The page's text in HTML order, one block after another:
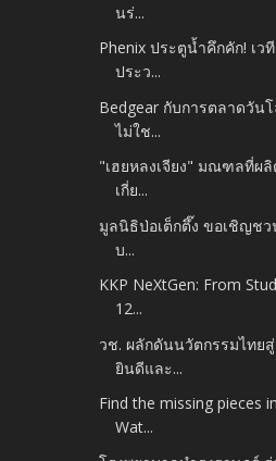
นร่...
Phenix ประตูน้ำคึกคัก! เว
ประว...
Bedgear กับการตลาดวัน
ไม่ใช...
"เฮยหลงเจียง" มณฑลที่ผ
เกี่ย...
มูลนิธิป่อเต็กตึ๊ง ขอเชิญช
บ...
KKP NeXtGen: From
12...
วช. ผลักดันนวัตกรรมไทย
ยินดีและ...
Find the missing pieces
Wat...